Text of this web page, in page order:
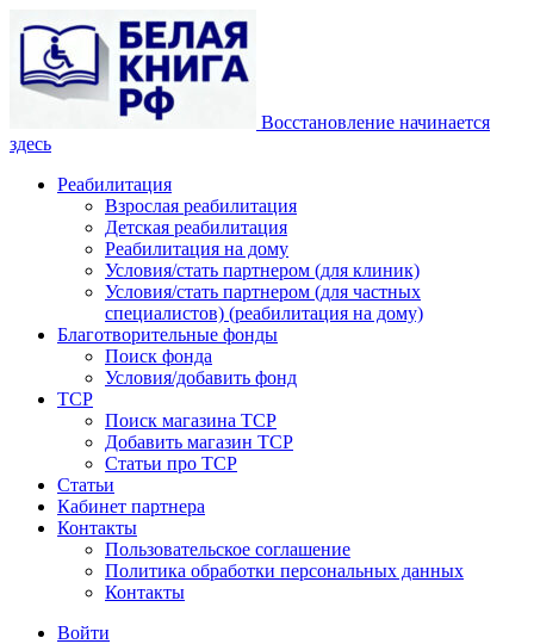
Восстановление начинается
здесь
Реабилитация
Взрослая реабилитация
Детская реабилитация
Реабилитация на дому
Условия/стать партнером (для клиник)
Условия/стать партнером (для частных
специалистов) (реабилитация на дому)
Благотворительные фонды
Поиск фонда
Условия/добавить фонд
ТСР
Поиск магазина ТСР
Добавить магазин ТСР
Статьи про ТСР
Статьи
Кабинет партнера
Контакты
Пользовательское соглашение
Политика обработки персональных данных
Контакты
Войти